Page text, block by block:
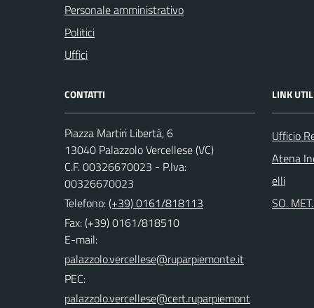
Personale amministrativo
Politici
Uffici
CONTATTI
Piazza Martiri Libertà, 6
13040 Palazzolo Vercellese (VC)
C.F. 00326670023 - P.Iva:
00326670023
Telefono:(+39) 0161/818113
Fax: (+39) 0161/818510
E-mail:
PEC:
LINK
Ufficio
Atena
elli
SO.